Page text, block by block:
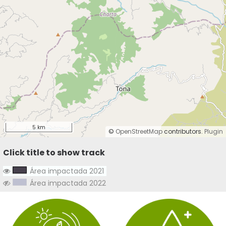
© OpenStreetMapcontributors. Plugin
5 km
Click title to show track
Área impactada 2021
Área impactada 2022